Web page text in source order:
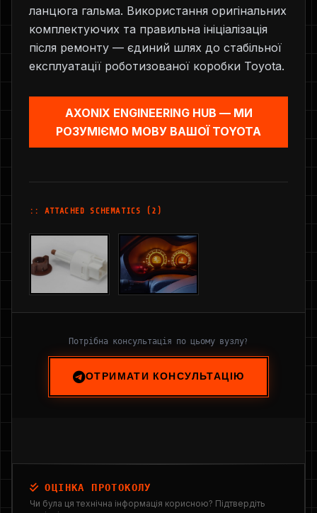
ланцюга гальма. Використання оригінальних
комплектуючих та правильна ініціалізація
після ремонту — єдиний шлях до стабільної
експлуатації роботизованої коробки Toyota.
AXONIX ENGINEERING HUB — МИ
РОЗУМІЄМО МОВУ ВАШОЇ TOYOTA
:: ATTACHED SCHEMATICS (2)
Потрібна консультація по цьому вузлу?
ОТРИМАТИ КОНСУЛЬТАЦІЮ
ОЦІНКА ПРОТОКОЛУ
Чи була ця технічна інформація корисною? Підтвердіть